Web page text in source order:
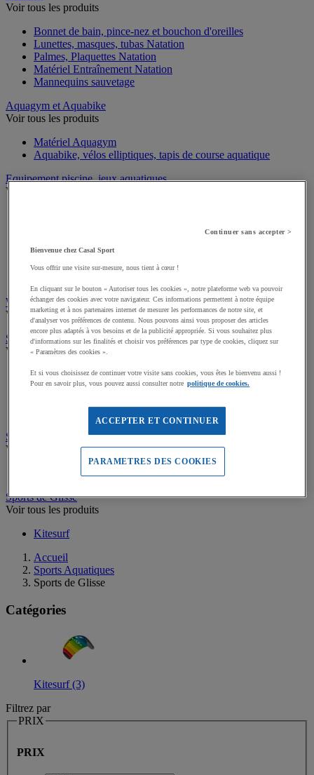
Voir tous les produits
Bonnet de bain, pince-nez et bouchon d'oreilles
Lunettes, masques, tubas Natation
Palmes, Plaquettes Natation
Matériel Entraînement Natation
Mannequins sauvetage
Aquagym et Aquabike
Voir tous les produits
Matériel Aquagym
Aquabike, vélos elliptiques, tapis de course aquatique
Equipement piscine, jeux aquatiques
Voir tous les produits
Chronomètres natation
Matériel pour la piscine
Water-polo
Voir tous les produits
Sports de Pagaies
Voir tous les produits
Canoë, Kayak, Paddle
Gilets de sauvetage
Sports de Voile
Voir tous les produits
Équipements pour écoles de Voile
Sports de Glisse
Voir tous les produits
Kitesurf
Accueil
Sports Aquatiques
Sports de Glisse
Catégories
Kitesurf (3)
Filtrez par
PRIX
PRIX
Continuer sans accepter >
Bienvenue chez Casal Sport
Vous offrir une visite sur-mesure, nous tient à cœur !
En cliquant sur le bouton « Autoriser tous les cookies », notre plateforme web va pouvoir
échanger des cookies avec votre navigateur. Ces informations permettent à notre équipe
marketing et à nos partenaires internet de mesurer les performances de notre site, et
d'analyser vos préférences de contenu. Nous pouvons ainsi vous proposer des articles
encore plus adaptés à vos besoins et de la publicité appropriée. Si vous souhaitez plus
d'informations sur les finalités et choisir vos préférences par type de cookies, cliquez sur
« Paramètres des cookies ».
Et si vous choisissez de continuer votre visite sans cookies, vous êtes le bienvenu aussi !
Pour en savoir plus, vous pouvez aussi consulter notre politique de cookies.
ACCEPTER ET CONTINUER
PARAMETRES DES COOKIES